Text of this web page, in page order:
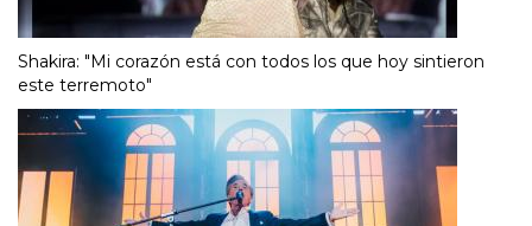
Shakira: "Mi corazón está con todos los que hoy sintieron
este terremoto"